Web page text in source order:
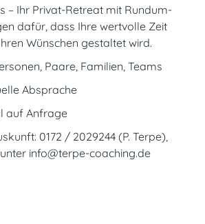
– Ihr Privat-Retreat mit Rundum-
dafür, dass Ihre wertvolle Zeit
Wünschen gestaltet wird.
Paare, Familien, Teams
Absprache
auf Anfrage
0172 / 2029244 (P. Terpe),
info@terpe-coaching.de